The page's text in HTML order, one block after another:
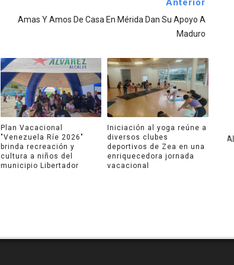
Anterior
Amas Y Amos De Casa En Mérida Dan Su Apoyo A
Maduro
Plan Vacacional
"Venezuela Ríe 2026"
brinda recreación y
cultura a niños del
municipio Libertador
Iniciación al yoga reúne a
diversos clubes
deportivos de Zea en una
enriquecedora jornada
vacacional